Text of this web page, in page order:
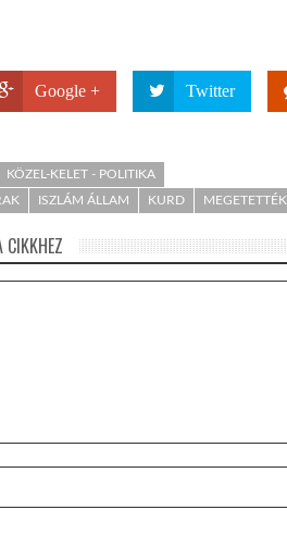
Google + Twitter
KÖZEL-KELET - POLITIKA
ISZLÁM ÁLLAM KURD MEGETETTÉK
CIKKHEZ